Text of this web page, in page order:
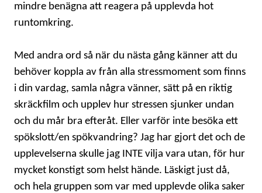
mindre benägna att reagera på upplevda hot
runtomkring.
Med andra ord så när du nästa gång känner att du
behöver koppla av från alla stressmoment som finns
i din vardag, samla några vänner, sätt på en riktig
skräckfilm och upplev hur stressen sjunker undan
och du mår bra efteråt. Eller varför inte besöka ett
spökslott/en spökvandring? Jag har gjort det och de
upplevelserna skulle jag INTE vilja vara utan, för hur
mycket konstigt som helst hände. Läskigt just då,
och hela gruppen som var med upplevde olika saker